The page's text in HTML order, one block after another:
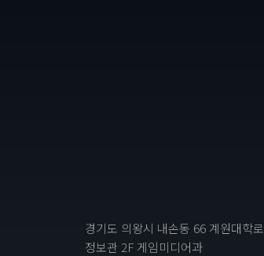
경기도 의왕시 내손동 66 계원대학로
정보관 2F 게임미디어과